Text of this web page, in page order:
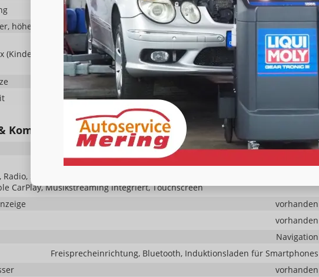
vorhanden
höhenverstellbar, mit Multifunktionen, mit Lenkradheizung, mit Schaltwippen
(Kindersitzbefestigung), Rücksitzbank hinten geteilt, Sitzheizung, Sitzheizung
Fahrer und Beifahrer
Höhenverstellbarer Fahrer- und Beifahrersitz
Kommunikation
Sprachsteuerung
Radio, Schnittstelle MP3, Schnittstelle USB, Digitalradio DAB, Farbdisplay,
CarPlay, Musikstreaming integriert, Touchscreen
vorhanden
vorhanden
Navigation
Freisprecheinrichtung, Bluetooth, Induktionsladen für Smartphones
vorhanden